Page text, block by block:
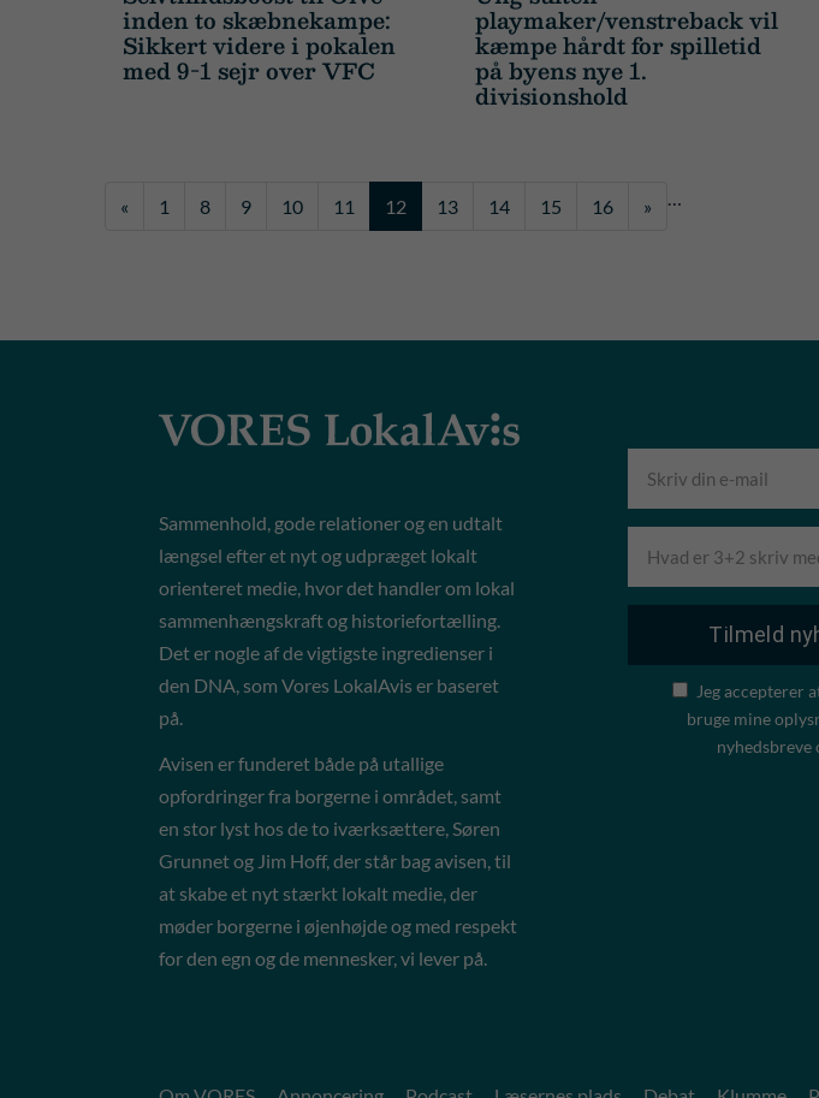
inden to skæbnekampe:
Sikkert videre i pokalen
med 9-1 sejr over VFC
playmaker/venstreback vil
kæmpe hårdt for spilletid
på byens nye 1.
divisionshold
« 1 …
8 9 10 11 12 13 14 15 16 »
Sammenhold, gode relationer og en udtalt
længsel efter et nyt og udpræget lokalt
orienteret medie, hvor det handler om lokal
sammenhængskraft og historiefortælling.
Det er nogle af de vigtigste ingredienser i
den DNA, som Vores LokalAvis er baseret
på.
Avisen er funderet både på utallige
opfordringer fra borgerne i området, samt
en stor lyst hos de to iværksættere, Søren
Grunnet og Jim Hoff, der står bag avisen, til
at skabe et nyt stærkt lokalt medie, der
møder borgerne i øjenhøjde og med respekt
for den egn og de mennesker, vi lever på.
Jeg accepterer
bruge mine
nyhedsbreve